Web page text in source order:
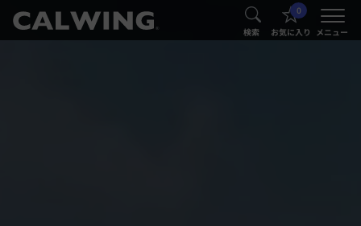
® 検索
0
お気に入り メニュー
®